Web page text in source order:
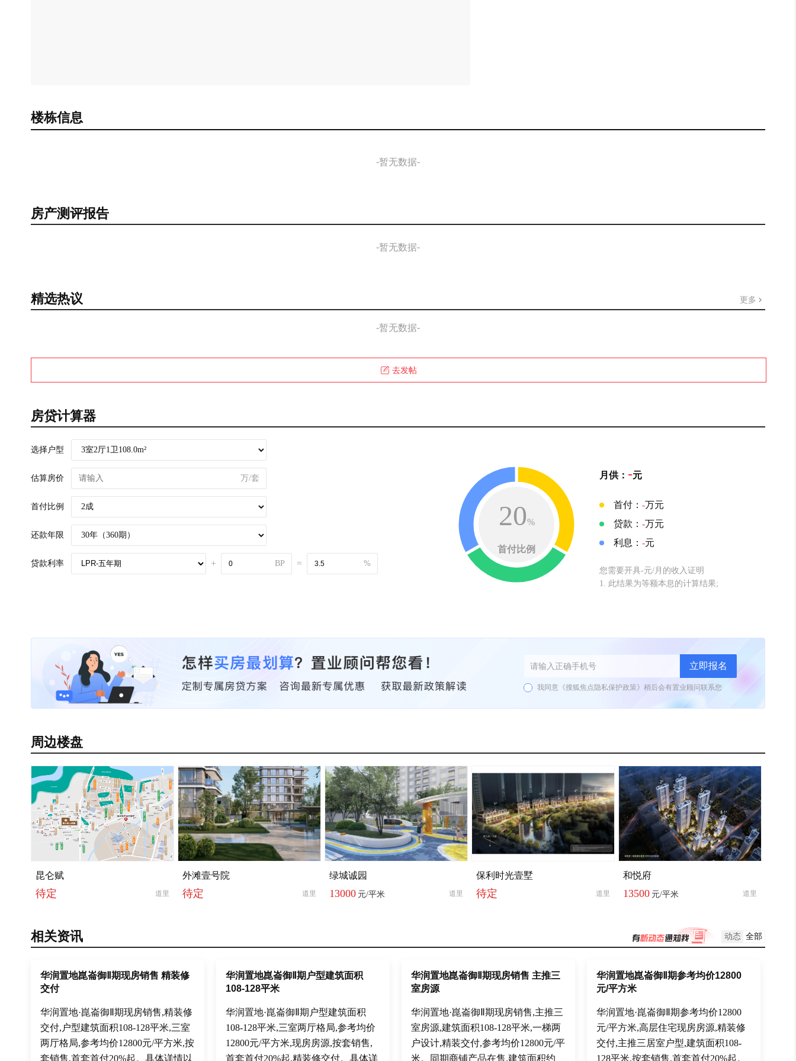
楼栋信息
-暂无数据-
房产测评报告
-暂无数据-
精选热议 更多
-暂无数据-
去发帖
房贷计算器
选择户型
估算房价 万/套
首付比例
还款年限
贷款利率 + BP = %
月供： -元
首付： -万元
贷款： -万元
利息： -元
您需要开具-元/月的收入证明
1. 此结果为等额本息的计算结果;
20%
首付比例
立即报名
我同意《搜狐焦点隐私保护政策》 稍后会有置业顾问联系您
周边楼盘
昆仑赋
待定 道里
外滩壹号院
待定 道里
绿城诚园
13000 元/平米 道里
保利时光壹墅
待定 道里
和悦府
13500 元/平米 道里
相关资讯 动态 全部
华润置地崑崙御Ⅱ期现房销售 精装修
交付
华润置地·崑崙御Ⅱ期现房销售,精装修
交付,户型建筑面积108-128平米,三室
两厅格局,参考均价12800元/平方米,按
套销售,首套首付20%起。具体详情以
华润置地崑崙御Ⅱ期户型建筑面积
108-128平米
华润置地·崑崙御Ⅱ期户型建筑面积
108-128平米,三室两厅格局,参考均价
12800元/平方米,现房房源,按套销售,
首套首付20%起,精装修交付。具体详
华润置地崑崙御Ⅱ期现房销售 主推三
室房源
华润置地·崑崙御Ⅱ期现房销售,主推三
室房源,建筑面积108-128平米,一梯两
户设计,精装交付,参考均价12800元/平
米。同期商铺产品在售,建筑面积约
华润置地崑崙御Ⅱ期参考均价12800
元/平方米
华润置地·崑崙御Ⅱ期参考均价12800
元/平方米,高层住宅现房房源,精装修
交付,主推三居室户型,建筑面积108-
128平米,按套销售,首套首付20%起。